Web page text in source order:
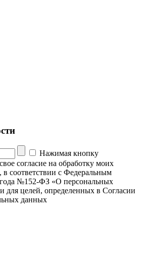
Нажимая кнопку
согласие на обработку моих
соответствии с Федеральным
года №152-ФЗ «О персональных
для целей, определенных в Согласии
данных